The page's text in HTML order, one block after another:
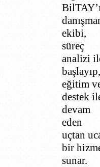
ekibi,
süreç
analizi
başlayıp,
eğitim
destek
devam
eden
uçtan
bir
sunar.